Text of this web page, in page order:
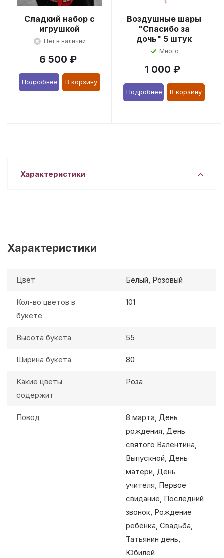
Сладкий набор с
игрушкой
Нет в наличии
6 500 ₽
Подробнее В корзину
Воздушные шары
"Спасибо за
дочь" 5 штук
Много
1 000 ₽
Подробнее В корзину
Характеристики
Характеристики
Цвет Белый, Розовый
Кол-во цветов в
букете
101
Высота букета 55
Ширина букета 80
Какие цветы
содержит
Роза
Повод
8 марта, День
рождения, День
святого Валентина,
Выпускной, День
матери, День
учителя, Первое
свидание, Последний
звонок, Рождение
ребенка, Свадьба,
Татьянин день,
Юбилей